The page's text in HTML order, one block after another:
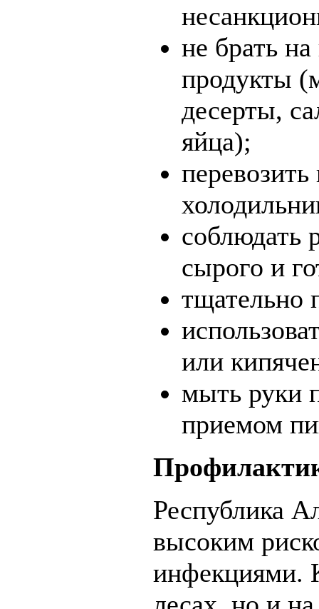
не брать
продукты
десерты,
яйца);
соблюдать
сырого и
тщательно
или
мыть руки
приемом
Республика
высоким
инфекциями.